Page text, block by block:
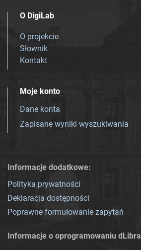
O DigiLab
O projekcie
Słownik
Kontakt
Moje konto
Dane konta
Zapisane wyniki wyszukiwania
Informacje dodatkowe:
Polityka prywatności
Deklaracja dostępności
Poprawne formułowanie zapytań
Informacje o oprogramowaniu dLibra